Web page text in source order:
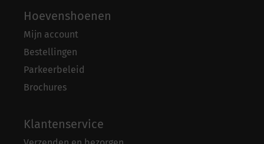
Hoevenshoenen
Mijn account
Bestellingen
Parkeerbeleid
Brochures
Klantenservice